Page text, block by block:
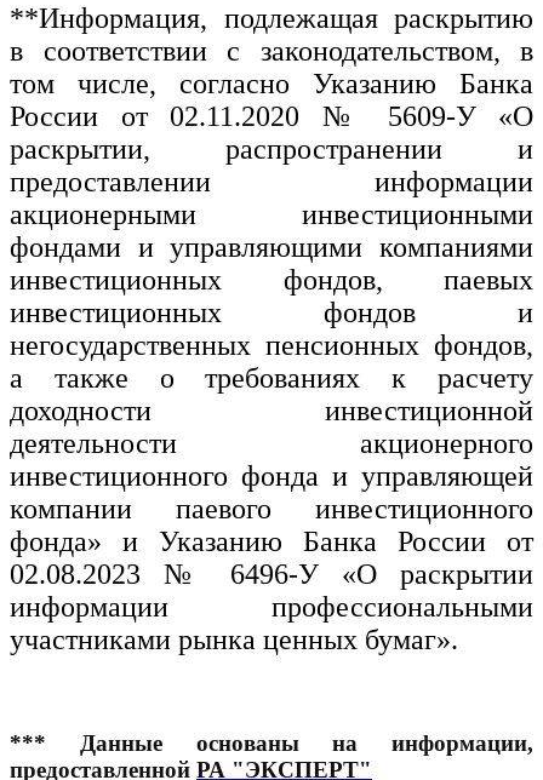
**Информация, подлежащая раскрытию
в соответствии с законодательством, в
том числе, согласно Указанию Банка
России от 02.11.2020 № 5609-У «О
раскрытии, распространении и
предоставлении информации
акционерными инвестиционными
фондами и управляющими компаниями
инвестиционных фондов, паевых
инвестиционных фондов и
негосударственных пенсионных фондов,
а также о требованиях к расчету
доходности инвестиционной
деятельности акционерного
инвестиционного фонда и управляющей
компании паевого инвестиционного
фонда» и Указанию Банка России от
02.08.2023 № 6496-У «О раскрытии
информации профессиональными
участниками рынка ценных бумаг».
***
Данные основаны на информации,
предоставленной РА "ЭКСПЕРТ"